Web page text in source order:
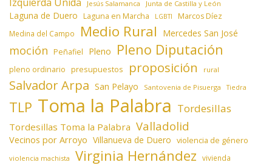
Jesús Salamanca Junta de Castilla y León
Laguna de Duero Laguna en Marcha LGBTI Marcos Díez
Medina del Campo Medio Rural Mercedes San José
moción Peñafiel Pleno Pleno Diputación
pleno ordinario presupuestos proposición rural
Salvador Arpa San Pelayo Santovenia de Pisuerga Tiedra
TLP Toma la Palabra Tordesillas
Tordesillas Toma la Palabra Valladolid
Vecinos por Arroyo Villanueva de Duero violencia de género
violencia machista Virginia Hernández vivienda